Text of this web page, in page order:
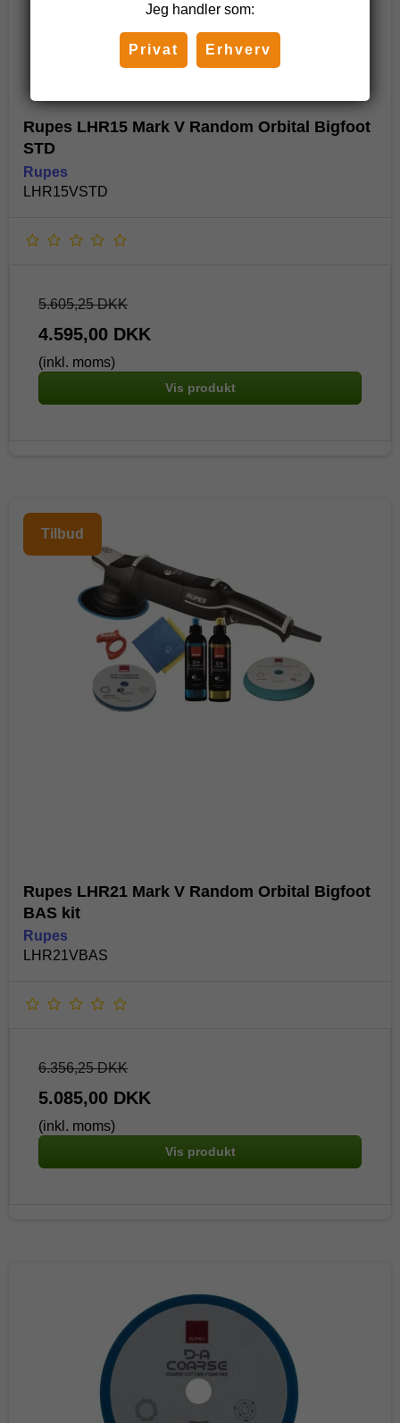
Rupes LHR15 Mark V Random Orbital Bigfoot
STD
Rupes
LHR15VSTD
5.605,25 DKK
4.595,00 DKK
(inkl. moms)
Vis produkt
Tilbud
Rupes LHR21 Mark V Random Orbital Bigfoot
BAS kit
Rupes
LHR21VBAS
6.356,25 DKK
5.085,00 DKK
(inkl. moms)
Vis produkt
Jeg handler som:
Privat Erhverv